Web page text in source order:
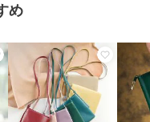
メル、パー
め